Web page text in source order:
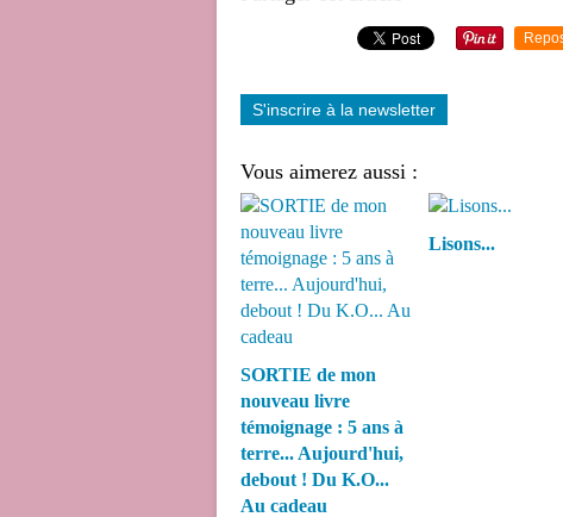
S'inscrire à la newsletter
Vous aimerez aussi :
SORTIE de mon
nouveau livre
témoignage : 5 ans à
terre... Aujourd'hui,
debout ! Du K.O...
Au cadeau
Lisons...